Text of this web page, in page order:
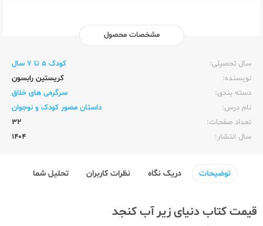
مشخصات محصول
سال تحصیلی:‌
کودک 5 تا 7 سال
نویسنده:‌
کریستین رابسون
دسته بندی:
سرگرمی های خلاق
نام درس:
داستان مصور کودک و نوجوان
تعداد صفحات:‌
32
سال انتشار:‌
1404
توضیحات دریک نگاه نظرات کاربران تحلیل شما
قیمت کتاب دنیای زیر آب کنجد